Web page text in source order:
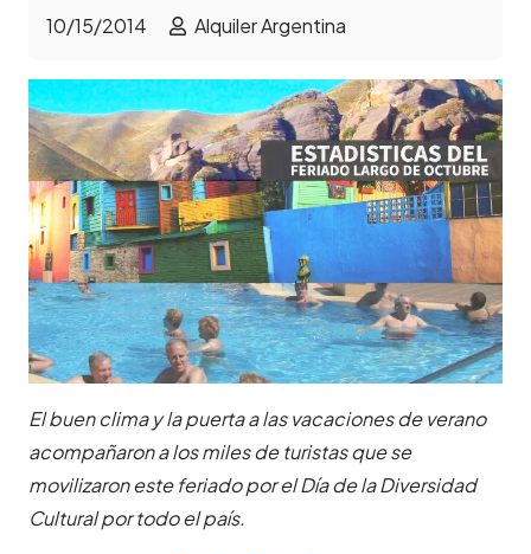
10/15/2014 Alquiler Argentina
El buen clima y la puerta a las vacaciones de verano
acompañaron a los miles de turistas que se
movilizaron este feriado por el Día de la Diversidad
Cultural por todo el país.